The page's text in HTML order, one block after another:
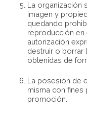
La organización
imagen y
quedando
reproducción
autorización
destruir o borrar
obtenidas de
La posesión de
misma con fines
promoción.